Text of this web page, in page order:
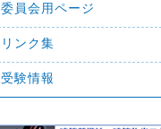
委員会用ページ
リンク集
受験情報